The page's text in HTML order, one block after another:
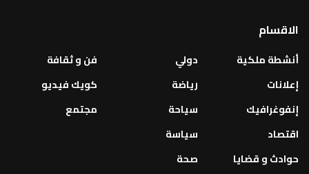
الاقسام
أنشطة ملكية
إعلانات
إنفوغرافيك
اقتصاد
حوادث و قضايا
دولي
رياضة
سياحة
سياسة
صحة
فن و ثقافة
كويك فيديو
مجتمع